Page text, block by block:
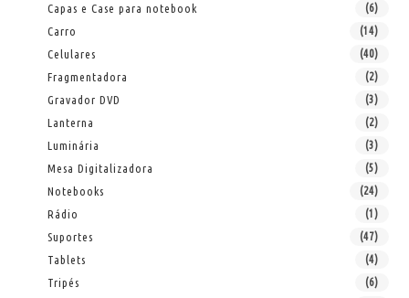
Capas e Case para notebook (6)
Carro (14)
Celulares (40)
Fragmentadora (2)
Gravador DVD (3)
Lanterna (2)
Luminária (3)
Mesa Digitalizadora (5)
Notebooks (24)
Rádio (1)
Suportes (47)
Tablets (4)
Tripés (6)